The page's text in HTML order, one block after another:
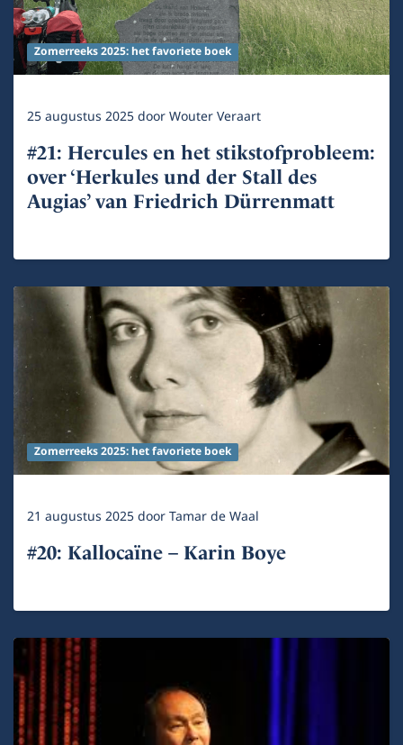
Zomerreeks 2025: het favoriete boek
25 augustus 2025doorWouter Veraart
#21: Hercules en het stikstofprobleem:
over ‘Herkules und der Stall des
Augias’ van Friedrich Dürrenmatt
Zomerreeks 2025: het favoriete boek
21 augustus 2025doorTamar de Waal
#20: Kallocaïne – Karin Boye